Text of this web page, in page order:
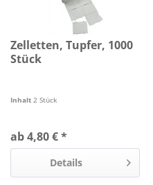
Zelletten, Tupfer, 1000
Stück
Inhalt 2 Stück
ab 4,80 € *
Details